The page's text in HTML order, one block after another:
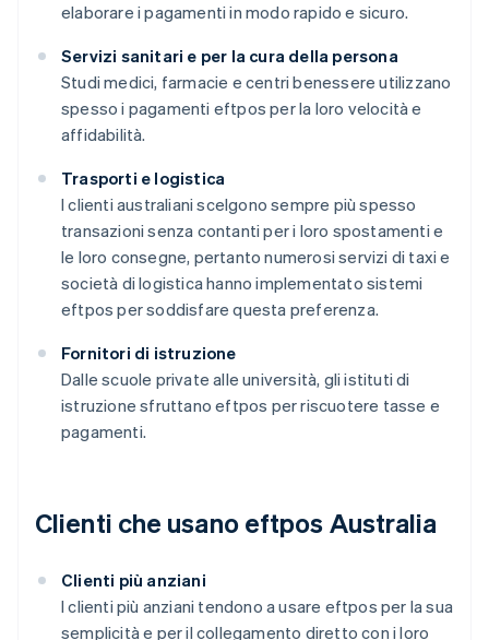
elaborare i pagamenti in modo rapido e sicuro.
Servizi sanitari e per la cura della persona
Studi medici, farmacie e centri benessere utilizzano
spesso i pagamenti eftpos per la loro velocità e
affidabilità.
Trasporti e logistica
I clienti australiani scelgono sempre più spesso
transazioni senza contanti per i loro spostamenti e
le loro consegne, pertanto numerosi servizi di taxi e
società di logistica hanno implementato sistemi
eftpos per soddisfare questa preferenza.
Fornitori di istruzione
Dalle scuole private alle università, gli istituti di
istruzione sfruttano eftpos per riscuotere tasse e
pagamenti.
Clienti che usano eftpos Australia
Clienti più anziani
I clienti più anziani tendono a usare eftpos per la sua
semplicità e per il collegamento diretto con i loro